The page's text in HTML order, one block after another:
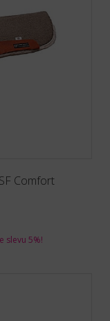
Comfort
slevu 5%!